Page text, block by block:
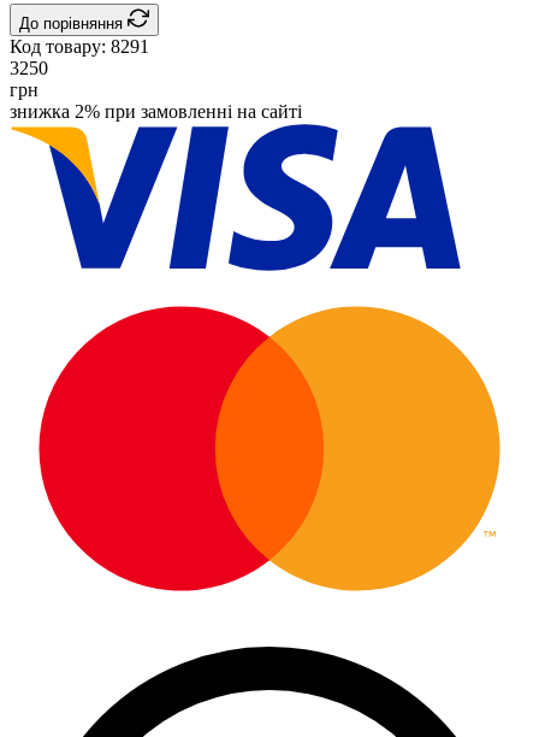
До порівняння
Код товару: 8291
3250
грн
знижка 2% при замовленні на сайті